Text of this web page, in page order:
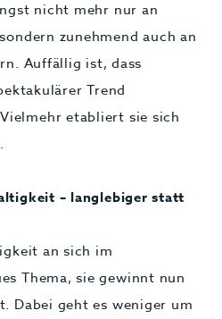
nicht mehr nur an
zunehmend auch an
Auffällig ist, dass
Trend
etabliert sie sich
– langlebiger statt
an sich im
Thema, sie gewinnt nun
Dabei geht es weniger um